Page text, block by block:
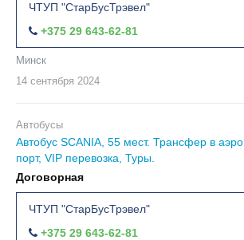
ЧТУП "СтарБусТрэвел"
+375 29 643-62-81
Минск
14 сентября 2024
Автобусы
Автобус SCANIA, 55 мест. Трансфер в аэро
порт, VIP перевозка, Туры.
Договорная
ЧТУП "СтарБусТрэвел"
+375 29 643-62-81